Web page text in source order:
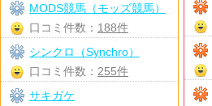
MODS競馬（モッズ競馬）
口コミ件数： 188件
シンクロ（Synchro）
口コミ件数： 255件
サキガケ